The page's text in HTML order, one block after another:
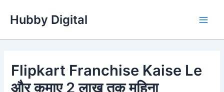
Hubby Digital
Flipkart Franchise Kaise Le
और कमाए 2 लाख तक महिना